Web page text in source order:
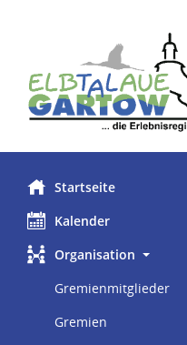
Startseite
Kalender
Organisation
Gremienmitglieder
Gremien